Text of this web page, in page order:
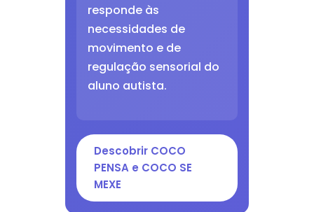
responde às
necessidades de
movimento e de
regulação sensorial do
aluno autista.
Descobrir COCO
PENSA e COCO SE
MEXE